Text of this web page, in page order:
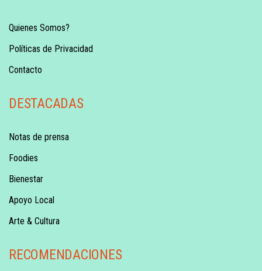
Quienes Somos?
Políticas de Privacidad
Contacto
DESTACADAS
Notas de prensa
Foodies
Bienestar
Apoyo Local
Arte & Cultura
RECOMENDACIONES